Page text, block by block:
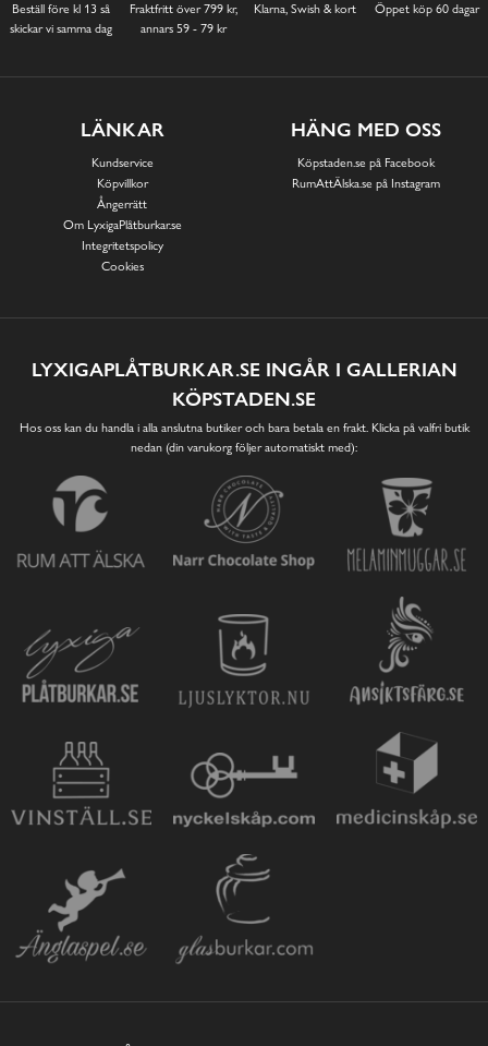
Beställ före kl 13 så
skickar vi samma dag
Fraktfritt över 799 kr,
annars 59 - 79 kr
Klarna, Swish & kort Öppet köp 60 dagar
LÄNKAR
Kundservice
Köpvillkor
Ångerrätt
Om LyxigaPlåtburkar.se
Integritetspolicy
Cookies
HÄNG MED OSS
Köpstaden.se på Facebook
RumAttÄlska.se på Instagram
LYXIGAPLÅTBURKAR.SE INGÅR I GALLERIAN
KÖPSTADEN.SE
Hos oss kan du handla i alla anslutna butiker och bara betala en frakt. Klicka på valfri butik
nedan (din varukorg följer automatiskt med):